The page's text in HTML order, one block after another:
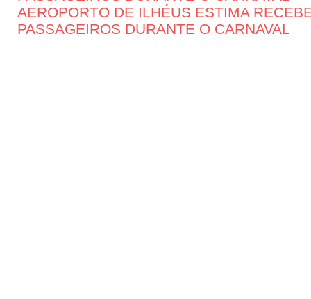
AEROPORTO DE ILHÉUS ESTIMA
PASSAGEIROS DURANTE O CARNAVAL